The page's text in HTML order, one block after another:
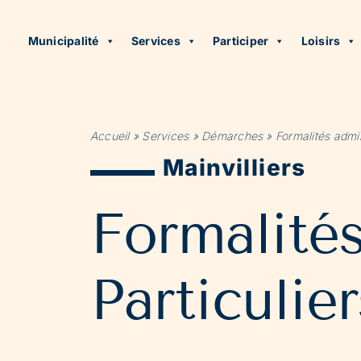
Municipalité Services Participer Loisirs
Accueil» Services» Démarches» Formalités
Mainvilliers